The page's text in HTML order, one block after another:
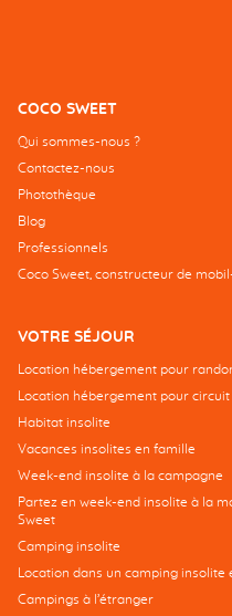
COCO SWEET
Qui sommes-nous ?
Contactez-nous
Photothèque
Blog
Professionnels
Coco Sweet, constructeur de
VOTRE SÉJOUR
Location hébergement pour
Location hébergement pour
Habitat insolite
Vacances insolites en famille
Week-end insolite à la campagne
Partez en week-end insolite à la
Sweet
Camping insolite
Location dans un camping
Campings à l’étranger